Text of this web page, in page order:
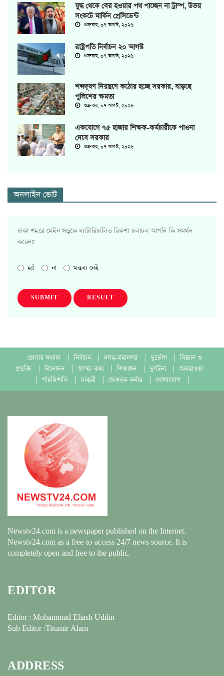
যুদ্ধ থেকে বের হওয়ার পথ পাচ্ছেন না ট্রাম্প, উভয়
সংকটে মার্কিন প্রেসিডেন্ট
শুক্রবার, ০৭ আগস্ট, ২০২৬
রাষ্ট্রপতি নির্বাচন ২০ আগস্ট
শুক্রবার, ০৭ আগস্ট, ২০২৬
শব্দদূষণ নিয়ন্ত্রণে কঠোর হচ্ছে সরকার, বাড়ছে
পুলিশের ক্ষমতা
শুক্রবার, ০৭ আগস্ট, ২০২৬
একযোগে ৭৫ হাজার শিক্ষক-কর্মচারীকে পাওনা
দেবে সরকার
শুক্রবার, ০৭ আগস্ট, ২০২৬
অনলাইন ভোট
ঢাকা শহরে মেইন সড়কে ব্যাটারিচালিত রিকশা চলাচল আপনি কি সমর্থন
করেন?
হ্যাঁ না মন্তব্য নেই
SUBMIT RESULT
জেলার সংবাদ নির্বাচন নগর-মহানগর দুর্ভোগ
বিজ্ঞান ও
প্রযুক্তি
বিনোদন স্বাস্হ্য কথা শিক্ষাঙ্গন দুর্ঘটনা
আবহাওয়া
পাঁচমিশালি চাকুরী ফেসবুক কর্নার যোগাযোগ
Newstv24.com is a newspaper published on the Internet.
Newstv24.com as a free-to-access 24/7 news source. It is
completely open and free to the public.
EDITOR
Editor : Mohammad Eliash Uddin
Sub Editor :Titumir Alam
ADDRESS